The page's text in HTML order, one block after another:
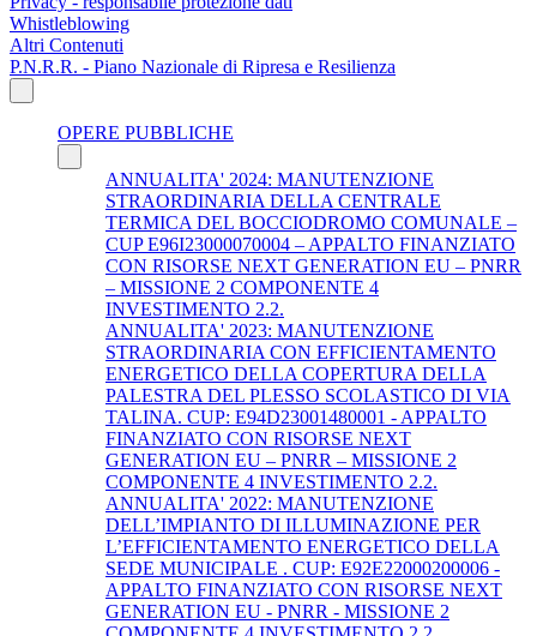
Whistleblowing
Altri Contenuti
P.N.R.R. - Piano Nazionale di Ripresa e Resilienza
OPERE PUBBLICHE
ANNUALITA' 2024: MANUTENZIONE
STRAORDINARIA DELLA CENTRALE
TERMICA DEL BOCCIODROMO COMUNALE –
CUP E96I23000070004 – APPALTO FINANZIATO
CON RISORSE NEXT GENERATION EU – PNRR
– MISSIONE 2 COMPONENTE 4
INVESTIMENTO 2.2.
ANNUALITA' 2023: MANUTENZIONE
STRAORDINARIA CON EFFICIENTAMENTO
ENERGETICO DELLA COPERTURA DELLA
PALESTRA DEL PLESSO SCOLASTICO DI VIA
TALINA. CUP: E94D23001480001 - APPALTO
FINANZIATO CON RISORSE NEXT
GENERATION EU – PNRR – MISSIONE 2
COMPONENTE 4 INVESTIMENTO 2.2.
ANNUALITA' 2022: MANUTENZIONE
DELL’IMPIANTO DI ILLUMINAZIONE PER
L’EFFICIENTAMENTO ENERGETICO DELLA
SEDE MUNICIPALE . CUP: E92E22000200006 -
APPALTO FINANZIATO CON RISORSE NEXT
GENERATION EU - PNRR - MISSIONE 2